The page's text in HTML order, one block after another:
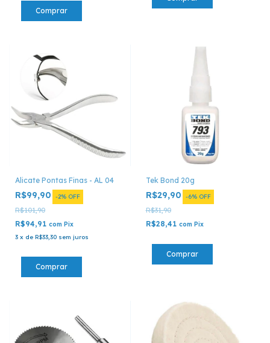
Alicate Pontas Finas - AL 04
R$99,90 -2% OFF
R$101,90
R$94,91 com Pix
3 x de R$33,30 sem juros
Tek Bond 20g
R$29,90 -6% OFF
R$31,90
R$28,41 com Pix